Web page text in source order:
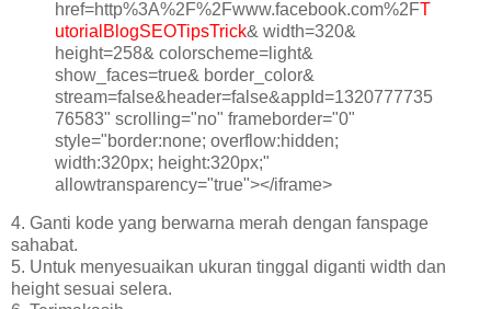
href=http%3A%2F%2Fwww.facebook.com%2FT
utorialBlogSEOTipsTrick& width=320&
height=258& colorscheme=light&
show_faces=true& border_color&
stream=false&header=false&appId=1320777735
76583" scrolling="no" frameborder="0"
style="border:none; overflow:hidden;
width:320px; height:320px;"
allowtransparency="true"></iframe>
4. Ganti kode yang berwarna merah dengan fanspage
sahabat.
5. Untuk menyesuaikan ukuran tinggal diganti width dan
height sesuai selera.